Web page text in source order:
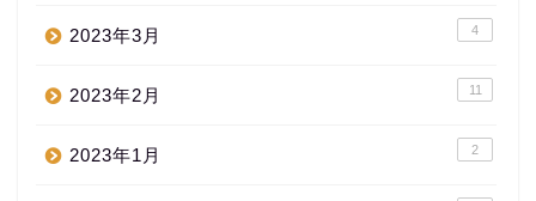
2023年3月 4
2023年2月 11
2023年1月 2